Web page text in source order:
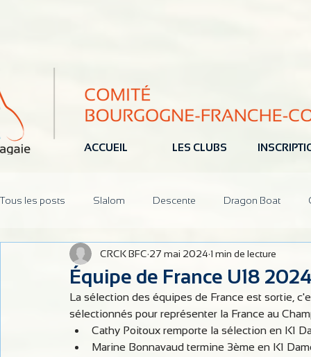
ACCUEIL LES CLUBS
Tous les posts Slalom Descente Dragon Boat
Pôle Espoir Réunions CoDir
Équipe de France U18
CRCK BFC 27 mai 2024 1 min de lecture
La sélection des équipes de France est sortie,
sélectionnés pour représenter la France au
Cathy Poitoux remporte la sélection en K1
Marine Bonnavaud termine 3ème en K1